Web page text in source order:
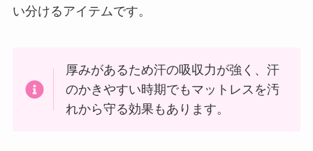
い分けるアイテムです。
厚みがあるため汗の吸収力が強く、汗
のかきやすい時期でもマットレスを汚
れから守る効果もあります。